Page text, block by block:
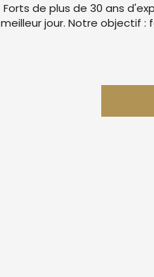
Forts de plus de 30 ans
meilleur jour. Notre objectif